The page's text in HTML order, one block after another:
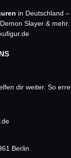
in Deutschland
Slayer &
dir weiter. So
Berlin